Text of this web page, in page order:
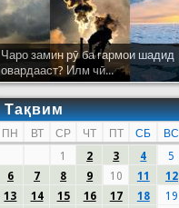
Чаро замин рӯ ба гармои шадид
овардааст? Илм чӣ...
Тақвим
ПН ВТ СР ЧТ ПТ СБ
ВС
1
2 3 4
5
6
7 8 9 10 11
12
13
14 15 16 17 18
19